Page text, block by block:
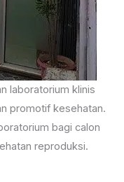
laboratorium klinis
promotif kesehatan.
bagi calon
reproduksi.